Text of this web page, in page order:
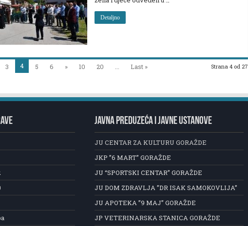
Detaljno
Strana 4 od 27
3 4 5 6 » 10 20 ... Last »
JAVNA PREDUZEĆA I JAVNE USTANOVE
JU CENTAR ZA KULTURU GORAŽDE
JKP ”6 MART” GORAŽDE
JU “SPORTSKI CENTAR” GORAŽDE
JU DOM ZDRAVLJA ”DR ISAK SAMOKOVLIJA”
JU APOTEKA ”9 MAJ” GORAŽDE
JP VETERINARSKA STANICA GORAŽDE